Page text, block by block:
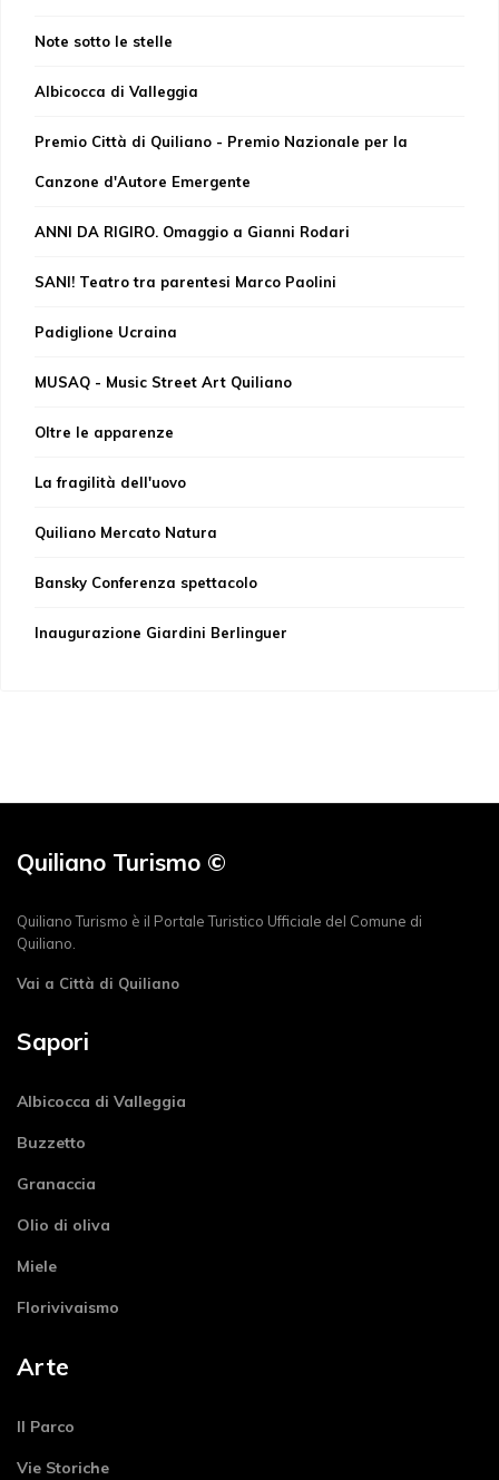
Note sotto le stelle
Albicocca di Valleggia
Premio Città di Quiliano - Premio Nazionale per la
Canzone d'Autore Emergente
ANNI DA RIGIRO. Omaggio a Gianni Rodari
SANI! Teatro tra parentesi Marco Paolini
Padiglione Ucraina
MUSAQ - Music Street Art Quiliano
Oltre le apparenze
La fragilità dell'uovo
Quiliano Mercato Natura
Bansky Conferenza spettacolo
Inaugurazione Giardini Berlinguer
Quiliano Turismo ©
Quiliano Turismo è il Portale Turistico Ufficiale del Comune di
Quiliano.
Vai a Città di Quiliano
Sapori
Albicocca di Valleggia
Buzzetto
Granaccia
Olio di oliva
Miele
Florivivaismo
Arte
Il Parco
Vie Storiche